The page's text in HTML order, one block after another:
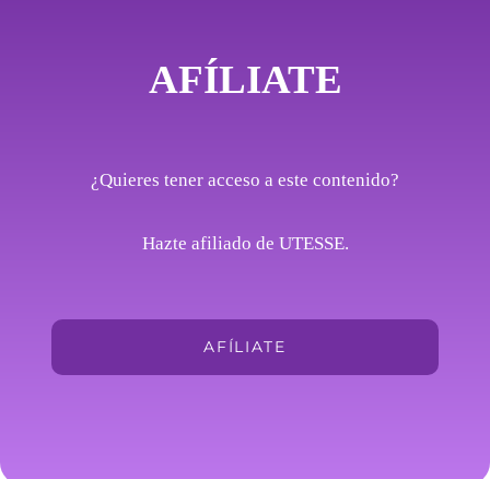
AFÍLIATE
¿Quieres tener acceso a este contenido?
Hazte afiliado de UTESSE.
AFÍLIATE